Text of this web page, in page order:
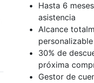
Hasta 6
asistencia
Alcance
personalizable
30% de
próxima
Gestor de